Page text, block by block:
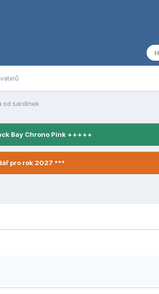
od sardinek
Bay Chrono Pink +++++
pro rok 2027 ***